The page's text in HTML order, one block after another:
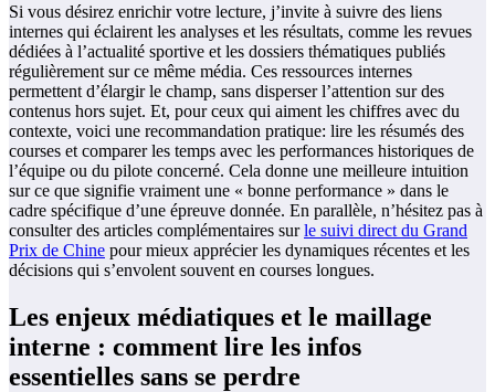
Si vous désirez enrichir votre lecture, j’invite à suivre des liens
internes qui éclairent les analyses et les résultats, comme les revues
dédiées à l’actualité sportive et les dossiers thématiques publiés
régulièrement sur ce même média. Ces ressources internes
permettent d’élargir le champ, sans disperser l’attention sur des
contenus hors sujet. Et, pour ceux qui aiment les chiffres avec du
contexte, voici une recommandation pratique: lire les résumés des
courses et comparer les temps avec les performances historiques de
l’équipe ou du pilote concerné. Cela donne une meilleure intuition
sur ce que signifie vraiment une « bonne performance » dans le
cadre spécifique d’une épreuve donnée. En parallèle, n’hésitez pas à
consulter des articles complémentaires surle suivi direct du Grand
Prix de Chine pour mieux apprécier les dynamiques récentes et les
décisions qui s’envolent souvent en courses longues.
Les enjeux médiatiques et le maillage
interne : comment lire les infos
essentielles sans se perdre